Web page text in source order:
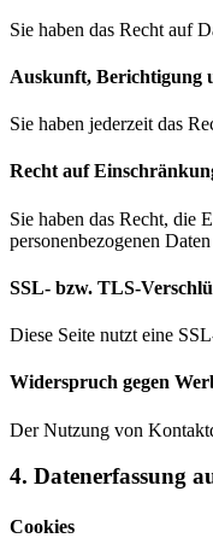
Sie haben das Recht auf
Auskunft, Berichtigung
Sie haben jederzeit das
Recht auf
Sie haben das Recht, die
personenbezogenen
SSL- bzw. TLS-
Diese Seite nutzt eine
Widerspruch gegen
Der Nutzung von
4. Datenerfassung
Cookies